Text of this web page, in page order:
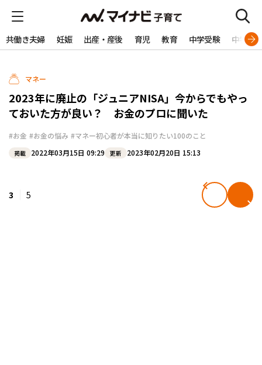
共働き夫婦 妊娠 出産・産後 育児 教育 中学受験 中学生
マネー
2023年に廃止の「ジュニアNISA」今からでもやっ
ておいた方が良い？ お金のプロに聞いた
#お金 #お金の悩み #マネー初心者が本当に知りたい100のこと
掲載 2022年03月15日 09:29 更新 2023年02月20日 15:13
3 5